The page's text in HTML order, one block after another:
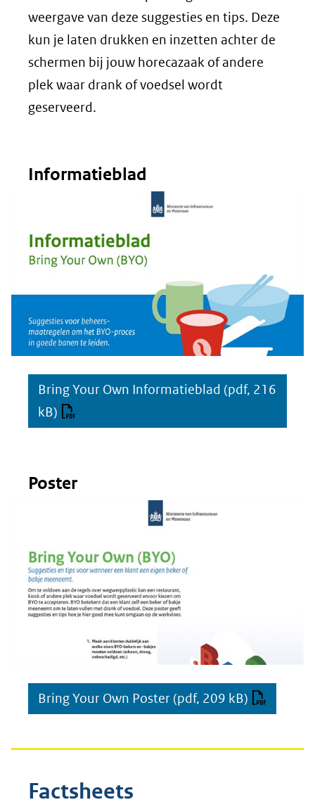
weergave van deze suggesties en tips. Deze
kun je laten drukken en inzetten achter de
schermen bij jouw horecazaak of andere
plek waar drank of voedsel wordt
geserveerd.
Informatieblad
Bring Your Own Informatieblad (pdf, 216
kB)
Poster
Bring Your Own Poster (pdf, 209 kB)
Factsheets